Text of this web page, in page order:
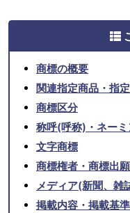
商標の概要
関連指定商品・指
商標区分
称呼(呼称)・ネー
文字商標
商標権者・商標出
メディア(新聞、雑
掲載内容・掲載基